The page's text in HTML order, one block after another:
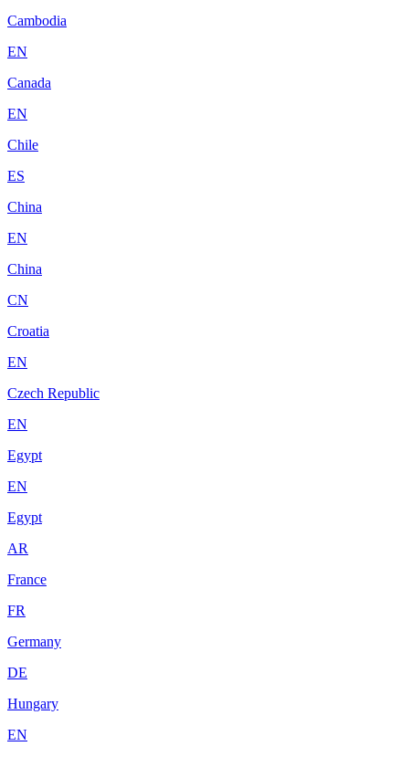
Cambodia
EN
Canada
EN
Chile
ES
China
EN
China
CN
Croatia
EN
Czech Republic
EN
Egypt
EN
Egypt
AR
France
FR
Germany
DE
Hungary
EN